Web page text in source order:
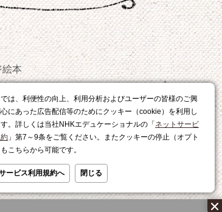
は、利便性の向上、利用分析およびユーザーの皆様のご興
にあった広告配信等のためにクッキー（cookie）を利用し
。詳しくは当社NHKエデュケーショナルの「 ネットサービ
」第7～9条をご覧ください。またクッキーの停止（オプト
こちらから可能です。
ービス利用規約へ 閉じる
絵本
おやつ
レシピ